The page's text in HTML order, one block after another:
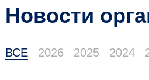
Новости
ВСЕ 2026 2025 2024